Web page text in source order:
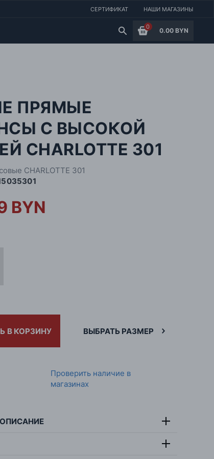
СЕРТИФИКАТ НАШИ МАГАЗИНЫ
0
0.00 BYN
ПРЯМЫЕ
С ВЫСОКОЙ
CHARLOTTE 301
CHARLOTTE 301
BYN
В КОРЗИНУ ВЫБРАТЬ РАЗМЕР
Проверить наличие в
магазинах